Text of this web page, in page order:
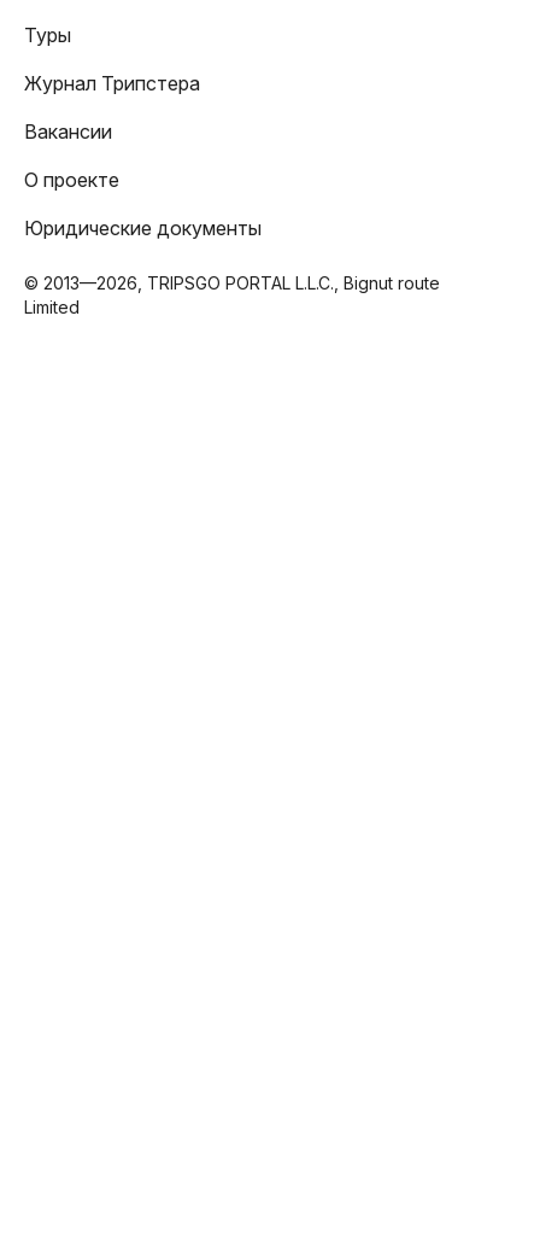
Туры
Журнал Трипстера
Вакансии
О проекте
Юридические документы
© 2013—2026, TRIPSGO PORTAL L.L.C., Bignut route
Limited